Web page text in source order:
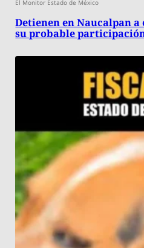
El Monitor Estado de México
Detienen en Naucalpan
su probable